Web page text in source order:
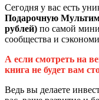
Сегодня у вас есть
Подарочную
рублей) по самой
сообщества и
А если смотреть на
книга не будет вам
Ведь вы делаете